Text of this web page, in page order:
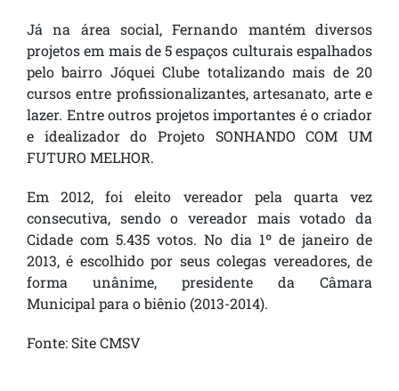
Já na área social, Fernando mantém diversos
projetos em mais de 5 espaços culturais espalhados
pelo bairro Jóquei Clube totalizando mais de 20
cursos entre profissionalizantes, artesanato, arte e
lazer. Entre outros projetos importantes é o criador
e idealizador do Projeto SONHANDO COM UM
FUTURO MELHOR.
Em 2012, foi eleito vereador pela quarta vez
consecutiva, sendo o vereador mais votado da
Cidade com 5.435 votos. No dia 1º de janeiro de
2013, é escolhido por seus colegas vereadores, de
forma unânime, presidente da Câmara
Municipal para o biênio (2013-2014).
Fonte: Site CMSV